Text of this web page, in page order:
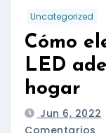
Uncategorized
Cómo
LED
hogar
Jun 6, 2022